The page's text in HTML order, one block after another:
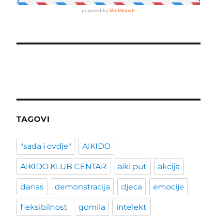
TAGOVI
"sada i ovdje" AIKIDO
AIKIDO KLUB CENTAR aiki put akcija
danas demonstracija djeca emocije
fleksibilnost gomila intelekt